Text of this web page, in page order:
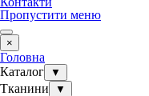
Пропустити меню
×
Головна
Каталог
▼
Тканини ▼